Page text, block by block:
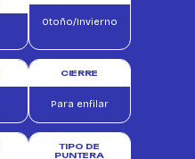
Otoño/Invierno
CIERRE
Para enfilar
TIPO DE
PUNTERA